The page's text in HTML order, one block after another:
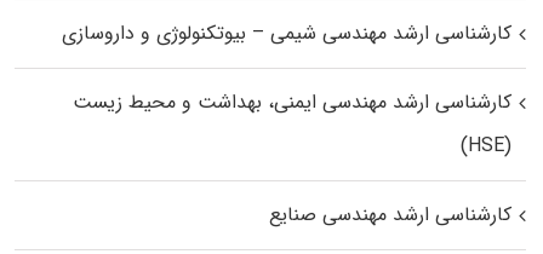
کارشناسی ارشد مهندسی شیمی – بیوتکنولوژی و داروسازی
کارشناسی ارشد مهندسی ایمنی، بهداشت و محیط زیست
(HSE)
کارشناسی ارشد مهندسی صنایع